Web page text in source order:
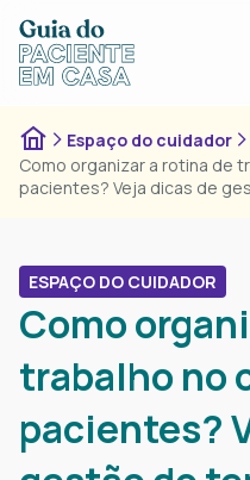
Espaço do cuidador
Como organizar a rotina de
pacientes? Veja dicas de
ESPAÇO DO CUIDADOR
Como
trabalho no
pacientes?